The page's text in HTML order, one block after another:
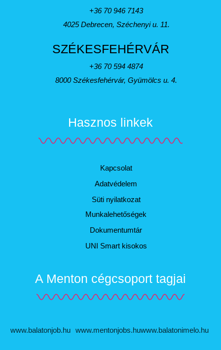
+36 70 946 7143
4025 Debrecen, Széchenyi u. 11.
SZÉKESFEHÉRVÁR
+36 70 594 4874
8000 Székesfehérvár, Gyümölcs u. 4.
A Menton cégcsoport tagjai
www.balatonjob.hu www.mentonjobs.huwww.balatonimelo.hu
Hasznos linkek
Kapcsolat
Adatvédelem
Süti nyilatkozat
Munkalehetőségek
Dokumentumtár
UNI Smart kisokos